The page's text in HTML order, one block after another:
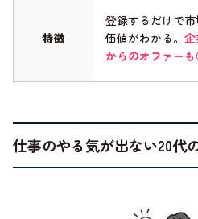
特徴
登録するだけで市
価値がわかる。
からのオファー
仕事のやる気が出ない20代